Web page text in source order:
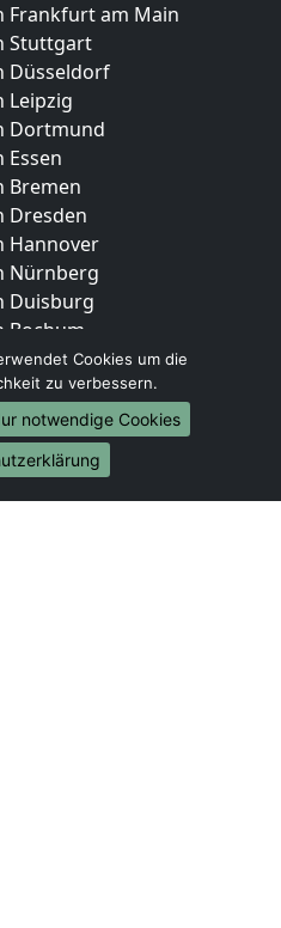
Frankfurt am Main
Stuttgart
Düsseldorf
Leipzig
Dortmund
Essen
Bremen
Dresden
Hannover
Nürnberg
Duisburg
Bochum
Wuppertal
Bielefeld
Bonn
Münster
Cookies um die
zu verbessern.
notwendige Cookies